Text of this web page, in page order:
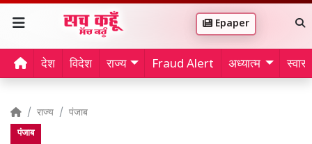
Epaper
देश विदेश राज्य Fraud Alert अध्यात्म
राज्य पंजाब
पंजाब